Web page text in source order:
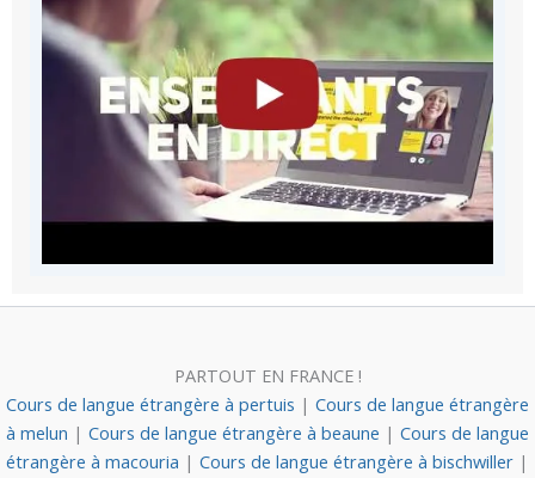
PARTOUT EN FRANCE !
Cours de langue étrangère à pertuis | Cours de langue étrangère
à melun | Cours de langue étrangère à beaune | Cours de langue
étrangère à macouria | Cours de langue étrangère à bischwiller |